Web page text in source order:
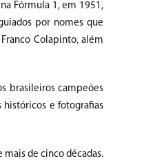
Fórmula 1, em 1951,
por nomes que
Colapinto, além
brasileiros campeões
históricos e fotografias
de cinco décadas.